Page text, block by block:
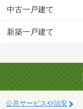
中古一戸建て
新築一戸建て
公共サービスや治安